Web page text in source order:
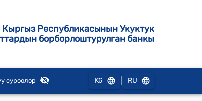
Кыргыз Республикасынын Укуктук
борборлоштурулган банкы
суроолор KG RU